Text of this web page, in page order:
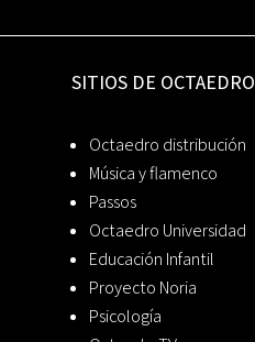
SITIOS DE OCTAEDRO
Octaedro distribución
Música y flamenco
Passos
Octaedro Universidad
Educación Infantil
Proyecto Noria
Psicología